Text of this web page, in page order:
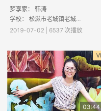
梦享家： 韩涛
学校： 松滋市老城镇老城初级中学
2019-07-02 | 6537 次播放
03:44